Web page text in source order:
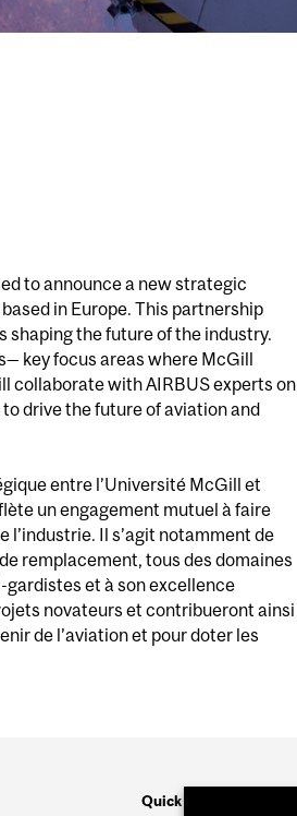
to announce a new strategic
in Europe. This partnership
the future of the industry.
key focus areas where McGill
collaborate with AIRBUS experts on
drive the future of aviation and
entre l’Université McGill et
un engagement mutuel à faire
l’industrie. Il s’agit notamment de
remplacement, tous des domaines
gardistes et à son excellence
novateurs et contribueront ainsi
de l’aviation et pour doter les
Quick links